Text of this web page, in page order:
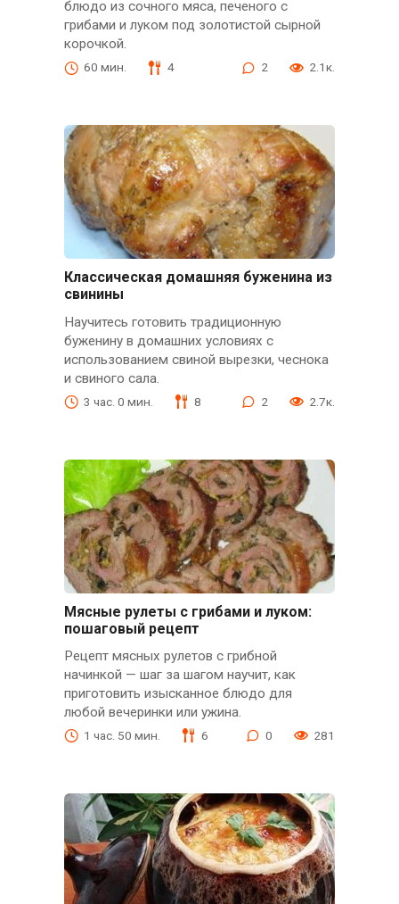
блюдо из сочного мяса, печеного с
грибами и луком под золотистой сырной
корочкой.
60 мин. 4 2 2.1к.
Классическая домашняя буженина из
свинины
Научитесь готовить традиционную
буженину в домашних условиях с
использованием свиной вырезки, чеснока
и свиного сала.
3 час. 0 мин. 8 2 2.7к.
Мясные рулеты с грибами и луком:
пошаговый рецепт
Рецепт мясных рулетов с грибной
начинкой — шаг за шагом научит, как
приготовить изысканное блюдо для
любой вечеринки или ужина.
1 час. 50 мин. 6 0 281